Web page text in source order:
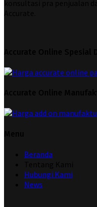
Beranda
Hubungi Kami
News